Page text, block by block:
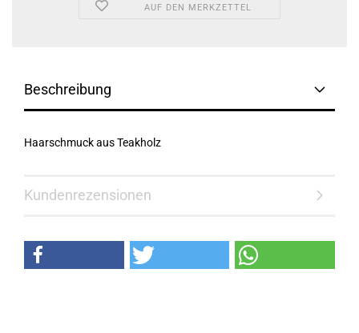
AUF DEN MERKZETTEL
Beschreibung
Haarschmuck aus Teakholz
Kundenrezensionen